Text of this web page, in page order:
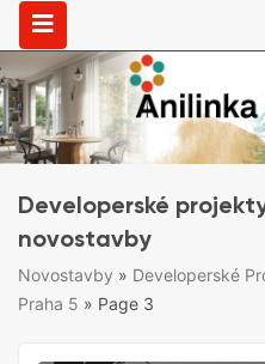
Developerské
novostavby
Novostavby » Developerské
Praha 5 » Page 3